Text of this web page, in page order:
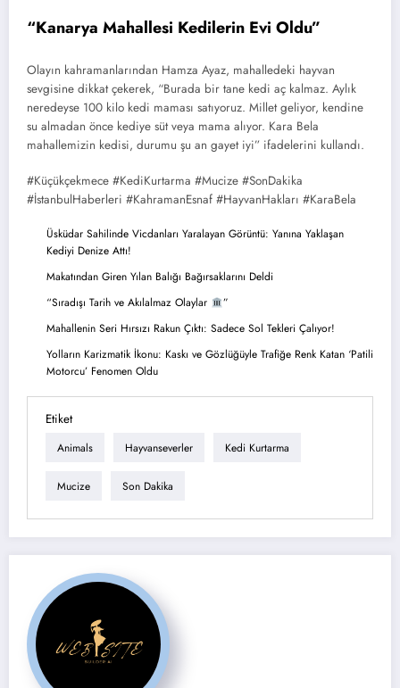
“Kanarya Mahallesi Kedilerin Evi Oldu”
Olayın kahramanlarından Hamza Ayaz, mahalledeki hayvan
sevgisine dikkat çekerek, “Burada bir tane kedi aç kalmaz. Aylık
neredeyse 100 kilo kedi maması satıyoruz. Millet geliyor, kendine
su almadan önce kediye süt veya mama alıyor. Kara Bela
mahallemizin kedisi, durumu şu an gayet iyi” ifadelerini kullandı.
#Küçükçekmece #KediKurtarma #Mucize #SonDakika
#İstanbulHaberleri #KahramanEsnaf #HayvanHakları #KaraBela
Üsküdar Sahilinde Vicdanları Yaralayan Görüntü: Yanına Yaklaşan
Kediyi Denize Attı!
Makatından Giren Yılan Balığı Bağırsaklarını Deldi
“Sıradışı Tarih ve Akılalmaz Olaylar
”
Mahallenin Seri Hırsızı Rakun Çıktı: Sadece Sol Tekleri Çalıyor!
Yolların Karizmatik İkonu: Kaskı ve Gözlüğüyle Trafiğe Renk Katan ‘Patili
Motorcu’ Fenomen Oldu
Etiket
Animals Hayvanseverler Kedi Kurtarma
Mucize Son Dakika